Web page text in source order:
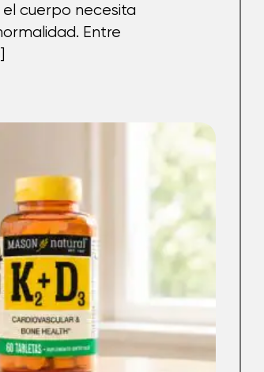
el cuerpo necesita
Entre